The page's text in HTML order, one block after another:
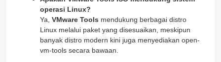
operasi Linux?
Ya, VMware Tools mendukung berbagai distro
Linux melalui paket yang disesuaikan, meskipun
banyak distro modern kini juga menyediakan open-
vm-tools secara bawaan.